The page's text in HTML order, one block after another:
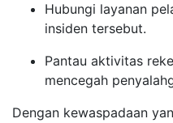
Hubungi layanan
insiden tersebut.
Pantau aktivitas
mencegah
Dengan kewaspadaan